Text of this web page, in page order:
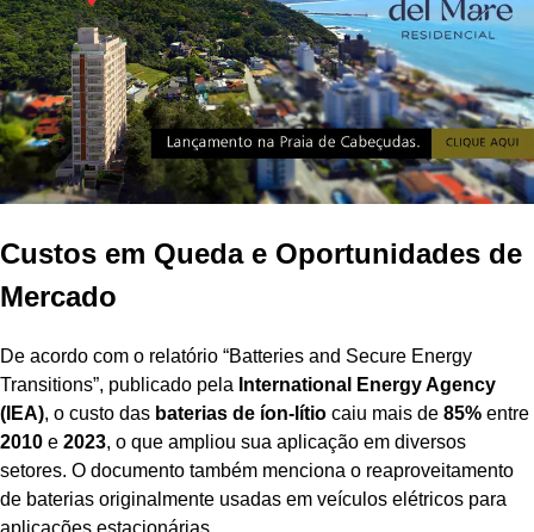
Custos em Queda e Oportunidades de
Mercado
De acordo com o relatório “Batteries and Secure Energy
Transitions”, publicado pela International Energy Agency
(IEA), o custo das baterias de íon-lítio caiu mais de 85% entre
2010 e 2023, o que ampliou sua aplicação em diversos
setores. O documento também menciona o reaproveitamento
de baterias originalmente usadas em veículos elétricos para
aplicações estacionárias.